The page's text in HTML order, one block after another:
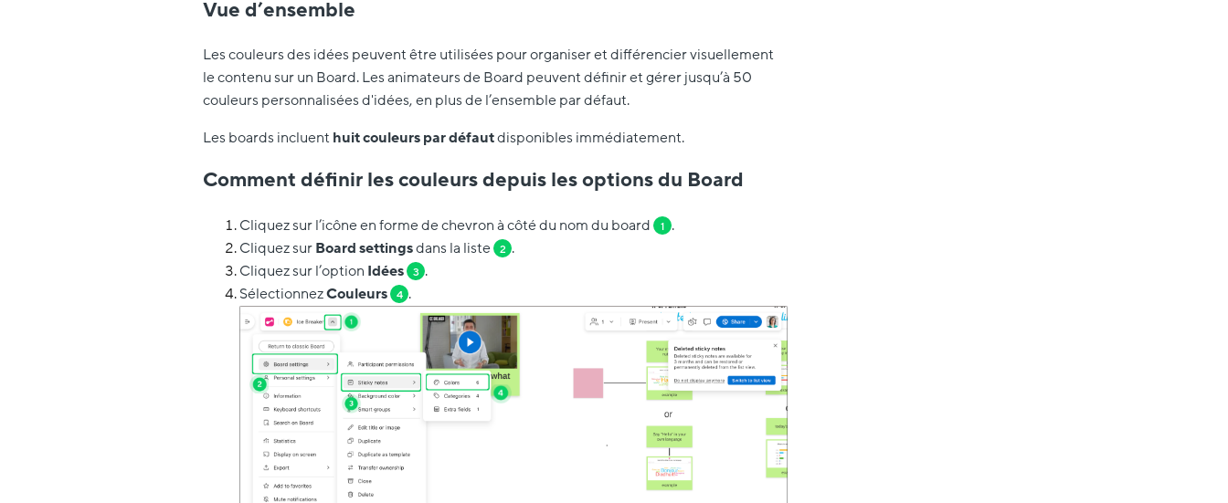
Vue d’ensemble
Les couleurs des idées peuvent être utilisées pour organiser et différencier visuellement
le contenu sur un Board. Les animateurs de Board peuvent définir et gérer jusqu’à 50
couleurs personnalisées d'idées, en plus de l’ensemble par défaut.
Les boards incluent huit couleurs par défautdisponibles immédiatement.
Comment définir les couleurs depuis les options du Board
Cliquez sur l’icône en forme de chevron à côté du nom du board 1 .
Cliquez surBoard settingsdans la liste 2 .
Cliquez sur l’option Idées 3 .
SélectionnezCouleurs 4 .